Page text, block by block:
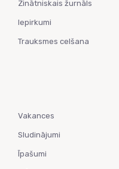
Zinātniskais žurnāls
Iepirkumi
Trauksmes celšana
Vakances
Sludinājumi
Īpašumi